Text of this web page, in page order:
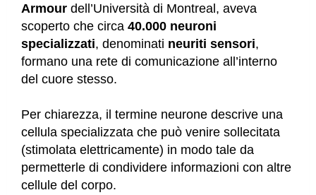
Armour dell’Università di Montreal, aveva
scoperto che circa 40.000 neuroni
specializzati, denominati neuriti sensori,
formano una rete di comunicazione all’interno
del cuore stesso.
Per chiarezza, il termine neurone descrive una
cellula specializzata che può venire sollecitata
(stimolata elettricamente) in modo tale da
permetterle di condividere informazioni con altre
cellule del corpo.